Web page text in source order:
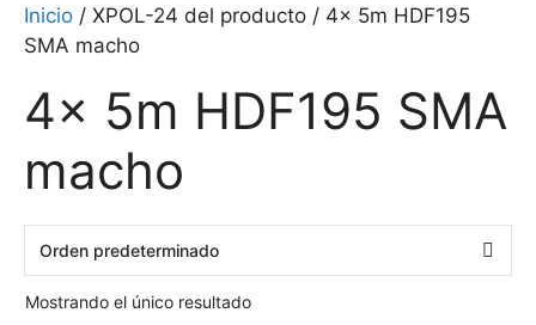
Inicio / XPOL-24 del producto / 4x 5m HDF195
SMA macho
4x 5m HDF195 SMA
macho
Mostrando el único resultado